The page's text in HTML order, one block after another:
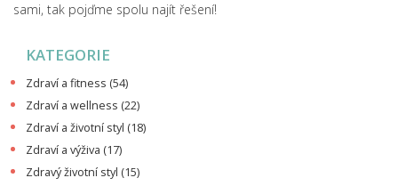
sami, tak pojďme spolu najít řešení!
KATEGORIE
Zdraví a fitness (54)
Zdraví a wellness (22)
Zdraví a životní styl (18)
Zdraví a výživa (17)
Zdravý životní styl (15)